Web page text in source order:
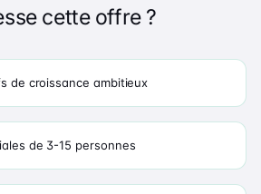
cette offre ?
de croissance ambitieux
de 3-15 personnes